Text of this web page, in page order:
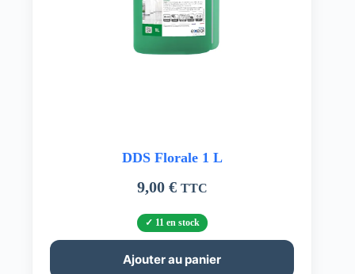
DDS Florale 1 L
9,00 € TTC
11 en stock
Ajouter au panier